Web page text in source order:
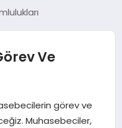
Ve
görev ve
Muhasebeciler,